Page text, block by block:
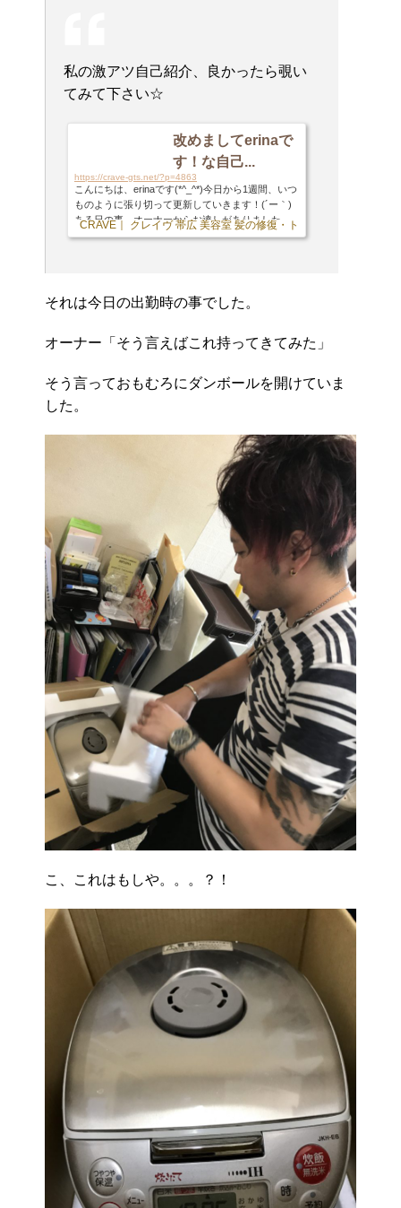
私の激アツ自己紹介、良かったら覗い
てみて下さい☆
改めましてerinaで
す！な自己...
https://crave-gts.net/?p=4863
こんにちは、erinaです(*^_^*)今日から1週間、いつ
ものように張り切って更新していきます！(´ー｀)
ある日の事、オーナーからお達しがありました。
オーナー 「プライベートな事とか書いてるけど、
させて頂こうと思います(*^_^*)【名前】erinaで
す！【血液型】O型。。。によく間違われますがB
味】ドライブ・ダンス・甥っ子&姪っ子&愛犬に...
CRAVE｜ クレイヴ 帯広 美容室 髪の修復・トリートメント専門店
それは今日の出勤時の事でした。
オーナー「そう言えばこれ持ってきてみた」
そう言っておもむろにダンボールを開けていま
した。
こ、これはもしや。。。？！